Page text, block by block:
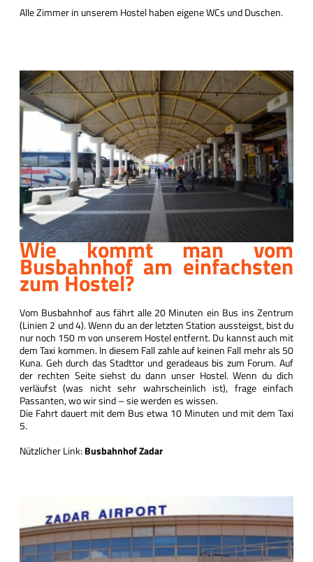
Alle Zimmer in unserem Hostel haben eigene WCs und Duschen.
Wie kommt man vom
Busbahnhof am einfachsten
zum Hostel?
Vom Busbahnhof aus fährt alle 20 Minuten ein Bus ins Zentrum
(Linien 2 und 4). Wenn du an der letzten Station aussteigst, bist du
nur noch 150 m von unserem Hostel entfernt. Du kannst auch mit
dem Taxi kommen. In diesem Fall zahle auf keinen Fall mehr als 50
Kuna. Geh durch das Stadttor und geradeaus bis zum Forum. Auf
der rechten Seite siehst du dann unser Hostel. Wenn du dich
verläufst (was nicht sehr wahrscheinlich ist), frage einfach
Passanten, wo wir sind – sie werden es wissen.
Die Fahrt dauert mit dem Bus etwa 10 Minuten und mit dem Taxi
5.
Nützlicher Link:Busbahnhof Zadar